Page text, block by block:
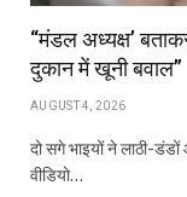
“मंडल अध्यक्ष’
दुकान में खूनी बवाल”
AUGUST 4, 2026
दो सगे भाइयों ने लाठी-
वीडियो…